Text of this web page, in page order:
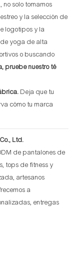
no solo tomamos
y la selección de
logotipos y la
de yoga de alta
o buscando
pruebe nuestro té
Deja que tu
cómo tu marca
Ltd.
de pantalones de
tops de fitness y
artesanos
a
entregas